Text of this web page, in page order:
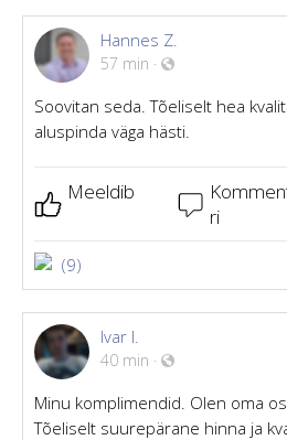
Hannes Z.
57 min ·
Soovitan seda. Tõeliselt hea
aluspinda väga hästi.
Meeldib
ri
(9)
Ivar I.
40 min ·
Minu komplimendid. Olen oma
Tõeliselt suurepärane hinna ja